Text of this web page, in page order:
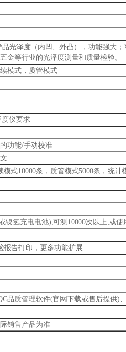
光泽度（内凹、外凸），功能强大
金等行业的光泽度测量和质量检验。
模式，质管模式
度仪要求
功能/手动校准
式10000条，质管模式5000条，统计
镍氢充电电池),可测10000次以上;或使
报告打印，更多功能扩展
品质管理软件(官网下载或售后提供)
销售产品为准